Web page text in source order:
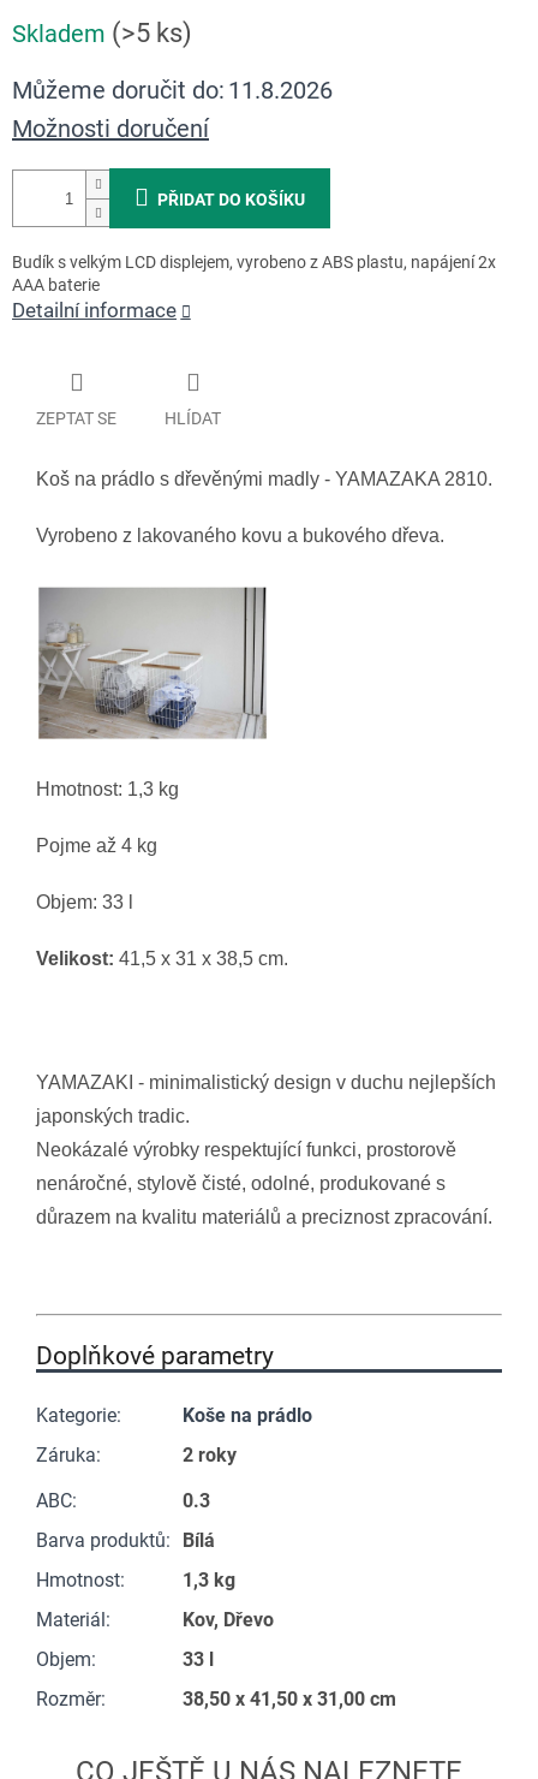
cena:
Skladem (>5 ks)
Můžeme doručit do: 11.8.2026
Možnosti doručení
PŘIDAT DO KOŠÍKU
Budík s velkým LCD displejem, vyrobeno z ABS plastu, napájení 2x
AAA baterie
Detailní informace
ZEPTAT SE HLÍDAT
Koš na prádlo s dřevěnými madly - YAMAZAKA 2810.
Vyrobeno z lakovaného kovu a bukového dřeva.
Hmotnost: 1,3 kg
Pojme až 4 kg
Objem: 33 l
Velikost: 41,5 x 31 x 38,5 cm.
YAMAZAKI - minimalistický design v duchu nejlepších
japonských tradic.
Neokázalé výrobky respektující funkci, prostorově
nenáročné, stylově čisté, odolné, produkované s
důrazem na kvalitu materiálů a preciznost zpracování.
Doplňkové parametry
Kategorie:
Koše na prádlo
Záruka:
2 roky
ABC:
0.3
Barva produktů:
Bílá
Hmotnost:
1,3 kg
Materiál:
Kov, Dřevo
Objem:
33 l
Rozměr: 38,50 x 41,50 x 31,00 cm